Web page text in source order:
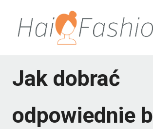
Jak dobrać
odpowiednie